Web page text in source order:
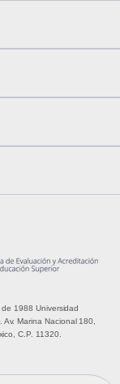
1988 Universidad
Marina Nacional 180,
C.P. 11320.